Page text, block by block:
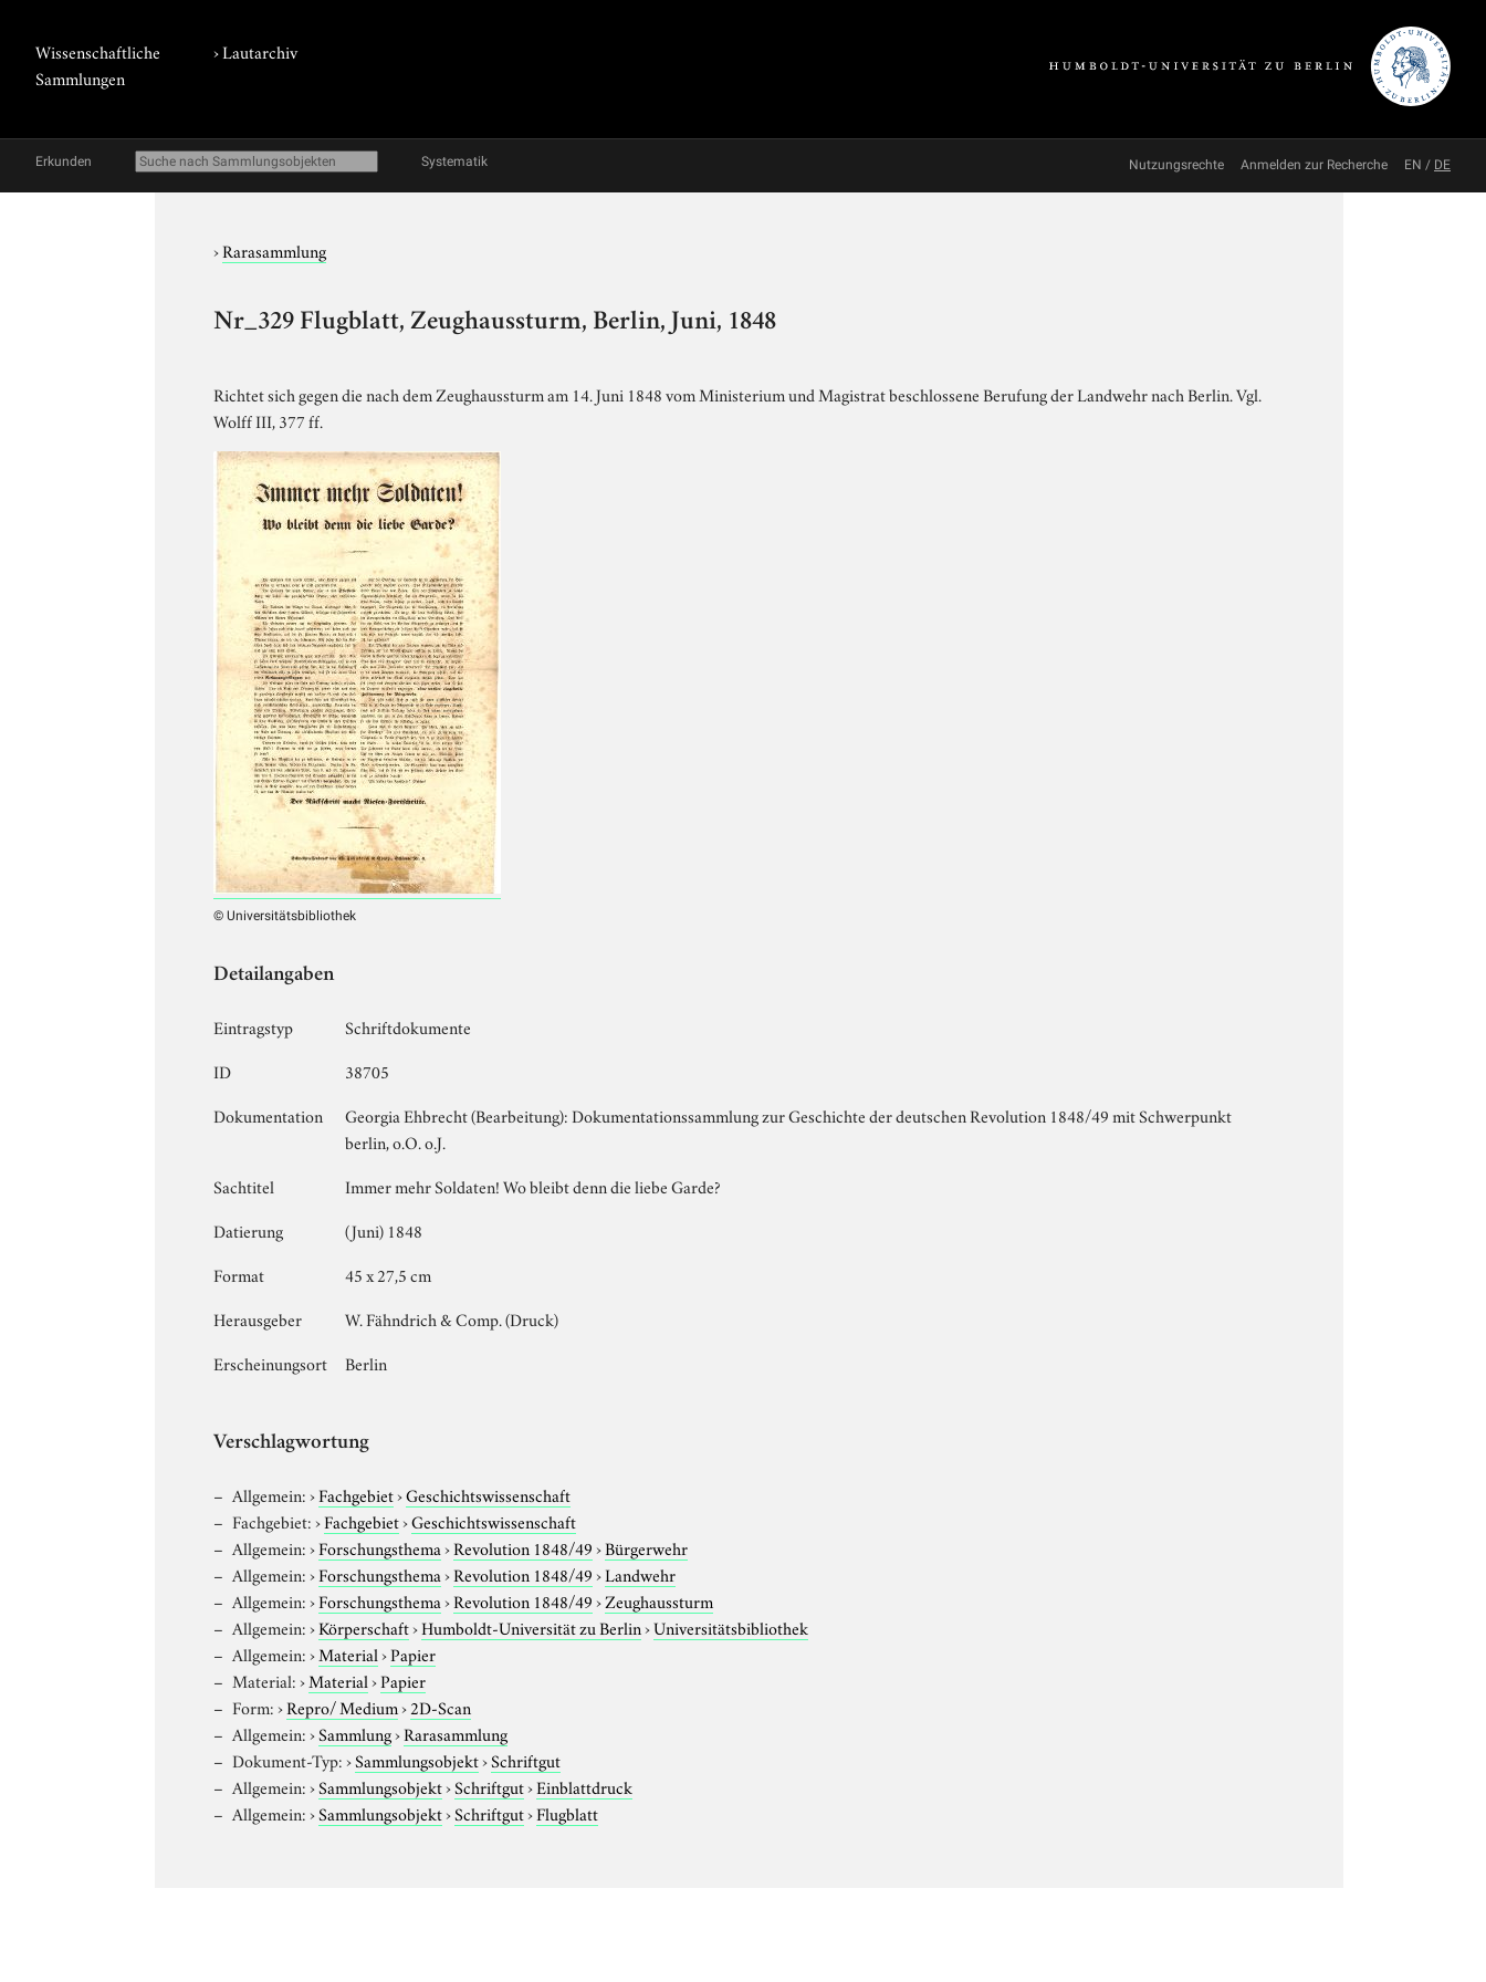
Wissenschaftliche
Sammlungen
›Lautarchiv
Erkunden Systematik Nutzungsrechte Anmelden zur Recherche EN / DE
›Rarasammlung
Nr_329 Flugblatt, Zeughaussturm, Berlin, Juni, 1848
Richtet sich gegen die nach dem Zeughaussturm am 14. Juni 1848 vom Ministerium und Magistrat beschlossene Berufung der Landwehr nach Berlin. Vgl.
Wolff III, 377 ff.
© Universitätsbibliothek
Detailangaben
Eintragstyp
Schriftdokumente
ID
38705
Dokumentation
Georgia Ehbrecht (Bearbeitung): Dokumentationssammlung zur Geschichte der deutschen Revolution 1848/49 mit Schwerpunkt
berlin, o.O. o.J.
Sachtitel
Immer mehr Soldaten! Wo bleibt denn die liebe Garde?
Datierung
(Juni) 1848
Format
45 x 27,5 cm
Herausgeber
W. Fähndrich & Comp. (Druck)
Erscheinungsort
Berlin
Verschlagwortung
Allgemein:›Fachgebiet›Geschichtswissenschaft
Fachgebiet:›Fachgebiet›Geschichtswissenschaft
Allgemein:›Forschungsthema›Revolution 1848/49›Bürgerwehr
Allgemein:›Forschungsthema›Revolution 1848/49›Landwehr
Allgemein:›Forschungsthema›Revolution 1848/49›Zeughaussturm
Allgemein:›Körperschaft›Humboldt-Universität zu Berlin›Universitätsbibliothek
Allgemein:›Material›Papier
Material:›Material›Papier
Form:›Repro/ Medium›2D-Scan
Allgemein:›Sammlung›Rarasammlung
Dokument-Typ:›Sammlungsobjekt›Schriftgut
Allgemein:›Sammlungsobjekt›Schriftgut›Einblattdruck
Allgemein:›Sammlungsobjekt›Schriftgut›Flugblatt